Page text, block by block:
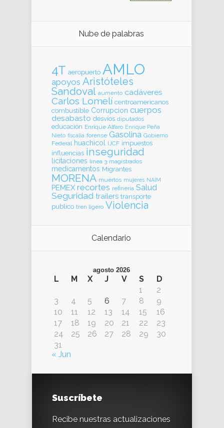
Nube de palabras
4T aeropuerto AMLO
apoyos Aristóteles
Sandoval aumento cadáveres
Carlos Lomelí centroamericanos
combustible Corrupcion cuerpos
desabasto desvíos diputados
educación Enrique Alfaro Enrique Peña
Nieto fiscalia forense Gasolina Gobierno
Federal huachicol IJCF impuestos
influencias inseguridad
licitaciones línea 3 magistrados
medicamentos Migrantes
MORENA muertos mujeres NAIM
PEMEX recortes refinería Salud
Seguridad trailers transporte
publico tren ligero Violencia
Calendario
agosto 2026
L M X J V S
D
1
2
3
4 5 6 7 8
9
10
11 12 13 14 15
16
17
18 19 20 21 22
23
24
25 26 27 28 29
30
31
« Jun
Suscríbete
Recibe nuestras actualizaciones